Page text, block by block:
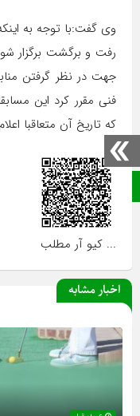
صفحه نخست
وی گفت:با توجه به
رفت و برگشت برگزار
جهت در نظر گرفتن
فنی مقرر کرد این
که تاریخ آن متعاقبا
... کیو آر مطلب
اخبار مشابه